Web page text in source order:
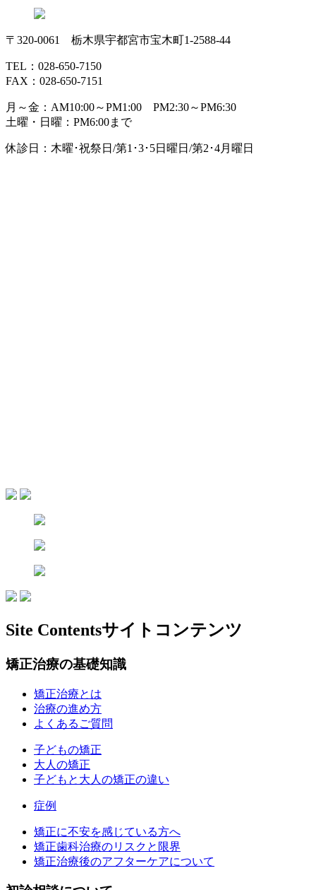
〒320-0061 栃木県宇都宮市宝木町1-2588-44
TEL：028-650-7150
FAX：028-650-7151
月～金：AM10:00～PM1:00 PM2:30～PM6:30
土曜・日曜：PM6:00まで
休診日：木曜･祝祭日/第1･3･5日曜日/第2･4月曜日
Site Contentsサイトコンテンツ
矯正治療の基礎知識
矯正治療とは
治療の進め方
よくあるご質問
子どもの矯正
大人の矯正
子どもと大人の矯正の違い
症例
矯正に不安を感じている方へ
矯正歯科治療のリスクと限界
矯正治療後のアフターケアについて